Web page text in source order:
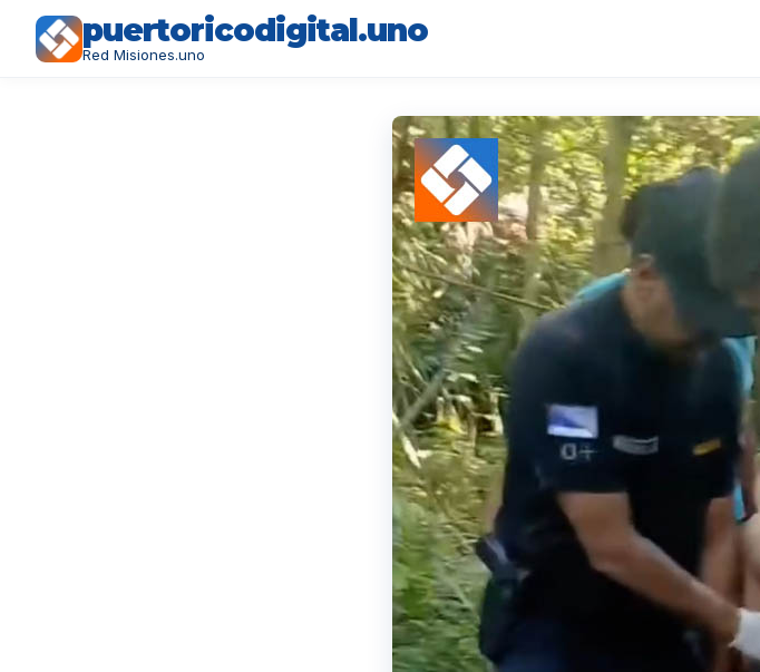
puertoricodigital.uno
Red Misiones.uno